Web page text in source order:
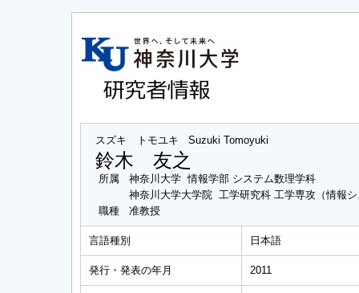
スズキ トモユキ Suzuki Tomoyuki
鈴木 友之
所属
神奈川大学 情報学部 システム数理学科
神奈川大学大学院 工学研究科 工学専攻（情報
職種
准教授
言語種別 日本語
発行・発表の年月 2011